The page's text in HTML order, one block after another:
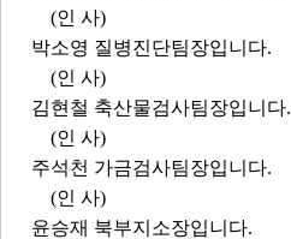
(인 사)
박소영 질병진단팀장입니다.
(인 사)
김현철 축산물검사팀장입니다.
(인 사)
주석천 가금검사팀장입니다.
(인 사)
윤승재 북부지소장입니다.